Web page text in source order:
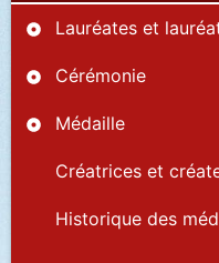
Lauréates et
Cérémonie
Médaille
Créatrices et
Historique des